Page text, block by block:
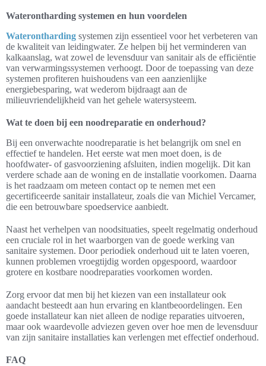
Waterontharding systemen en hun voordelen
Waterontharding systemen zijn essentieel voor het verbeteren van
de kwaliteit van leidingwater. Ze helpen bij het verminderen van
kalkaanslag, wat zowel de levensduur van sanitair als de efficiëntie
van verwarmingssystemen verhoogt. Door de toepassing van deze
systemen profiteren huishoudens van een aanzienlijke
energiebesparing, wat wederom bijdraagt aan de
milieuvriendelijkheid van het gehele watersysteem.
Wat te doen bij een noodreparatie en onderhoud?
Bij een onverwachte noodreparatie is het belangrijk om snel en
effectief te handelen. Het eerste wat men moet doen, is de
hoofdwater- of gasvoorziening afsluiten, indien mogelijk. Dit kan
verdere schade aan de woning en de installatie voorkomen. Daarna
is het raadzaam om meteen contact op te nemen met een
gecertificeerde sanitair installateur, zoals die van Michiel Vercamer,
die een betrouwbare spoedservice aanbiedt.
Naast het verhelpen van noodsituaties, speelt regelmatig onderhoud
een cruciale rol in het waarborgen van de goede werking van
sanitaire systemen. Door periodiek onderhoud uit te laten voeren,
kunnen problemen vroegtijdig worden opgespoord, waardoor
grotere en kostbare noodreparaties voorkomen worden.
Zorg ervoor dat men bij het kiezen van een installateur ook
aandacht besteedt aan hun ervaring en klantbeoordelingen. Een
goede installateur kan niet alleen de nodige reparaties uitvoeren,
maar ook waardevolle adviezen geven over hoe men de levensduur
van zijn sanitaire installaties kan verlengen met effectief onderhoud.
FAQ